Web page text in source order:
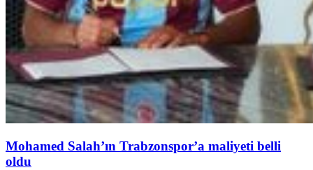
Mohamed Salah’ın Trabzonspor’a maliyeti belli
oldu